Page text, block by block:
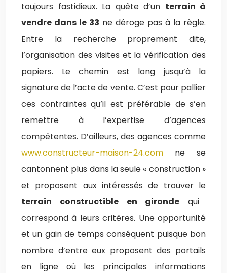
toujours fastidieux. La quête d’un terrain à
vendre dans le 33 ne déroge pas à la règle.
Entre la recherche proprement dite,
l’organisation des visites et la vérification des
papiers. Le chemin est long jusqu’à la
signature de l’acte de vente. C’est pour pallier
ces contraintes qu’il est préférable de s’en
remettre à l’expertise d’agences
compétentes. D’ailleurs, des agences comme
www.constructeur-maison-24.com ne se
cantonnent plus dans la seule « construction »
et proposent aux intéressés de trouver le
terrain constructible en gironde qui
correspond à leurs critères. Une opportunité
et un gain de temps conséquent puisque bon
nombre d’entre eux proposent des portails
en ligne où les principales informations